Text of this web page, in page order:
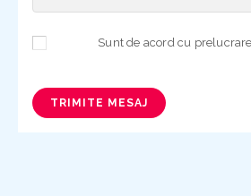
TRIMITE MESAJ